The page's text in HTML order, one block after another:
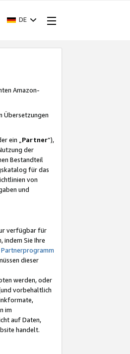
DE
Amazon-
Übersetzungen
ein „Partner“),
der
Bestandteil
für das
von
und
verfügbar für
indem Sie Ihre
dieser
werden, oder
vorbehaltlich
im
auf Daten,
handelt.